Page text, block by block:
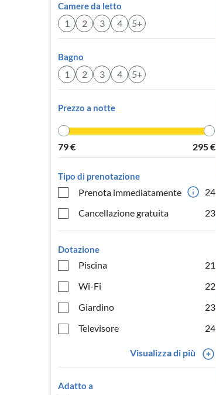
Camere da letto
1 2 3 4 5+
Bagno
1 2 3 4 5+
Prezzo a notte
79€ 295€
Tipo di prenotazione
Prenota immediatamente
24
Cancellazione gratuita
23
Dotazione
Piscina
21
Wi-Fi
22
Giardino
23
Televisore
24
Visualizza di più
Adatto a